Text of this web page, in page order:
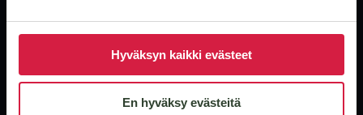
Hyväksyn kaikki evästeet
En hyväksy evästeitä
Tuotteet
Jakelumuuntajat
Tehomuuntajat